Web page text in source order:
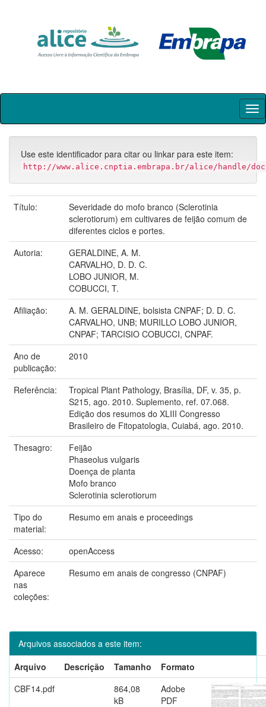
Skip
Use este identificador para citar ou linkar para este item:
http://www.alice.cnptia.embrapa.br/alice/handle/
Título:
Severidade do mofo branco (Sclerotinia
sclerotiorum) em cultivares de feijão comum de
diferentes ciclos e portes.
Autoria:
GERALDINE, A. M.
CARVALHO, D. D. C.
LOBO JUNIOR, M.
COBUCCI, T.
Afiliação:
A. M. GERALDINE, bolsista CNPAF; D. D. C.
CARVALHO, UNB; MURILLO LOBO JUNIOR,
CNPAF; TARCISIO COBUCCI, CNPAF.
Ano de
publicação:
2010
Referência:
Tropical Plant Pathology, Brasília, DF, v. 35, p.
S215, ago. 2010. Suplemento, ref. 07.068.
Edição dos resumos do XLIII Congresso
Brasileiro de Fitopatologia, Cuiabá, ago. 2010.
Thesagro:
Feijão
Phaseolus vulgaris
Doença de planta
Mofo branco
Sclerotinia sclerotiorum
Tipo do
material:
Resumo em anais e proceedings
Acesso:
openAccess
Aparece
nas
coleções:
Resumo em anais de congresso (CNPAF)
Arquivos associados a este item:
Arquivo
Descrição Tamanho
Formato
CBF14.pdf
864,08
kB
Adobe
PDF